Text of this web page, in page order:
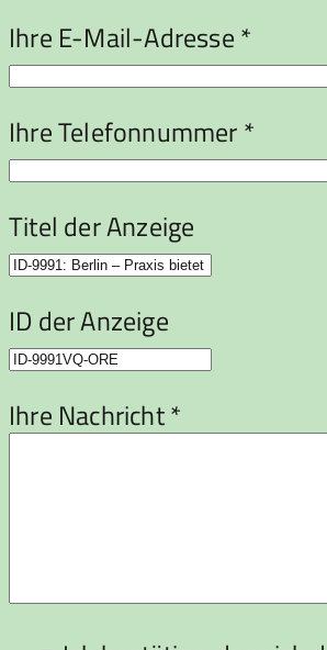
Ihre E-Mail-Adresse *
Ihre Telefonnummer *
Titel der Anzeige
ID der Anzeige
Ihre Nachricht *